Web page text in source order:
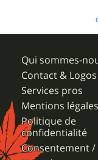
Qui sommes-
Contact & Logos
Services pros
Mentions légales
Politique de
confidentialité
Consentement /